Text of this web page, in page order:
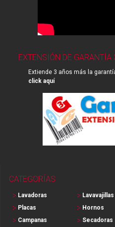
EXTENSIÓN DE GARANTÍA
Extiende 3 años más la
click aquí
CATEGORÍAS
Lavadoras Lavavajillas
Placas
Hornos
Campanas
Secadoras